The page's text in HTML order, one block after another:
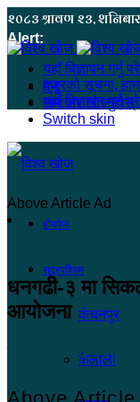
२०८३ श्रावण २३,
Alert:
यहाँ बिज्ञापन गर्नु
हजुरको सूचना,
यहाँ बिज्ञापन गर्नु
मेनू
समाचार खोज्नुहोस्
Switch skin
होमपेज
सुदूरपश्चिम
कंचनपुर
कैलाली
Above Article Ad
धनगढी-३ मा
आयोजना
गिरिजा प्रसाद पनेरु